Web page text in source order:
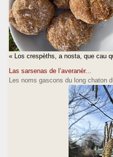
« Los crespèths, a nosta, que cau
Las sarsenas de l’averanèr...
Les noms gascons du long chaton